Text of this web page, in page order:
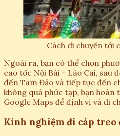
Cách di chuyển tới
Ngoài ra, bạn có thể chọn
cao tốc Nội Bài – Lào Cai, sau
đến Tam Đảo và tiếp tục đến
không quá phức tạp, bạn hoàn
Google Maps để định vị và di
Kinh nghiệm đi cáp treo